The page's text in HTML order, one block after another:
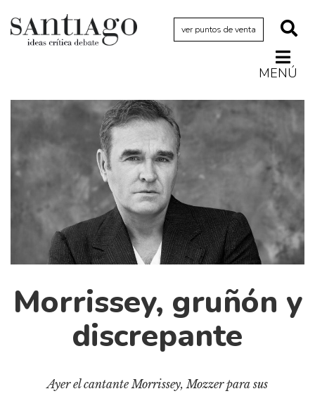
ver puntos de venta
MENÚ
Archivo Cenfoto-UDP
Arquetipos de situación
Artes visuales
Cine y televisión
Cómics
Cultura
Diccionario portátil de la literatura chilena
Fragmentos
Morrissey, gruñón y
discrepante
Ayer el cantante Morrissey, Mozzer para sus